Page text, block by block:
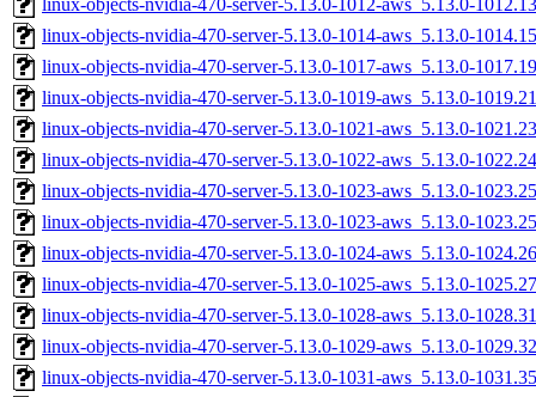
linux-objects-nvidia-470-server-5.13.0-1012-aws_5.13.0-
linux-objects-nvidia-470-server-5.13.0-1014-aws_5.13.0-
linux-objects-nvidia-470-server-5.13.0-1017-aws_5.13.0-
linux-objects-nvidia-470-server-5.13.0-1019-aws_5.13.0-
linux-objects-nvidia-470-server-5.13.0-1021-aws_5.13.0-
linux-objects-nvidia-470-server-5.13.0-1022-aws_5.13.0-
linux-objects-nvidia-470-server-5.13.0-1023-aws_5.13.0-
linux-objects-nvidia-470-server-5.13.0-1023-aws_5.13.0-
linux-objects-nvidia-470-server-5.13.0-1024-aws_5.13.0-
linux-objects-nvidia-470-server-5.13.0-1025-aws_5.13.0-
linux-objects-nvidia-470-server-5.13.0-1028-aws_5.13.0-
linux-objects-nvidia-470-server-5.13.0-1029-aws_5.13.0-
linux-objects-nvidia-470-server-5.13.0-1031-aws_5.13.0-